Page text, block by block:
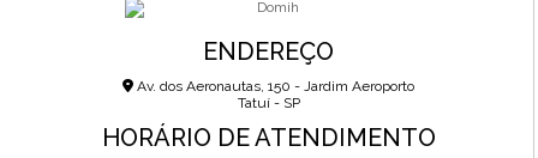
ENDEREÇO
Av. dos Aeronautas, 150 - Jardim Aeroporto
Tatuí - SP
HORÁRIO DE ATENDIMENTO